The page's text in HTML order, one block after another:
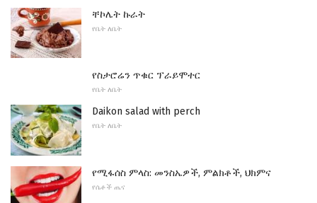
ቸኮሌት ኩራት
የቤት ለቤት
የስታሮሬን ጥቁር ፕራይሞተር
የቤት ለቤት
Daikon salad with perch
የቤት ለቤት
የሚፋሰስ ምላስ: መንስኤዎች, ምልክቶች, ህክምና
የሴቶች ጤና